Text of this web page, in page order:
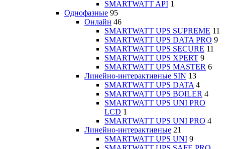
SMARTWATT API 1
Однофазные 95
Онлайн 46
SMARTWATT UPS SUPREME 11
SMARTWATT UPS DATA PRO 9
SMARTWATT UPS SECURE 11
SMARTWATT UPS XPERT 9
SMARTWATT UPS MASTER 6
Линейно-интерактивные SIN 13
SMARTWATT UPS DATA 4
SMARTWATT UPS BOILER 4
SMARTWATT UPS UNI PRO
LCD 1
SMARTWATT UPS UNI PRO 4
Линейно-интерактивные 21
SMARTWATT UPS UNI 9